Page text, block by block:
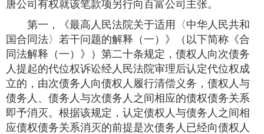
唐公司有权就该笔款项另行向百富公司主张。
第一，《最高人民法院关于适用〈中华人民共和
国合同法〉若干问题的解释（一）》（以下简称《合
同法解释（一）》）第二十条规定，债权人向次债务
人提起的代位权诉讼经人民法院审理后认定代位权成
立的，由次债务人向债权人履行清偿义务，债权人与
债务人、债务人与次债务人之间相应的债权债务关系
即予消灭。根据该规定，认定债权人与债务人之间相
应债权债务关系消灭的前提是次债务人已经向债权人